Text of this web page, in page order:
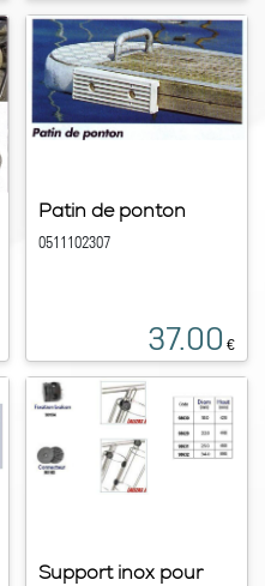
Patin de ponton
0511102307
37.00 €
Support inox pour